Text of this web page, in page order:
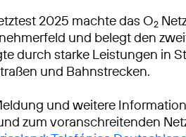
2025 machte das O2
und belegt den
durch starke Leistungen in
und Bahnstrecken.
und weitere
zum voranschreitenden